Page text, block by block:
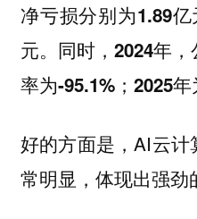
净亏损分别为1.89
元。同时，2024年
率为-95.1%；2025年
好的方面是，AI云
常明显，体现出强劲